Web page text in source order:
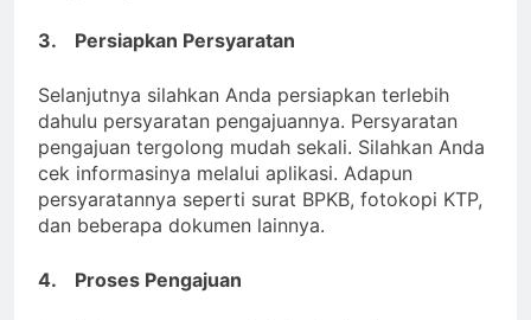
3. Persiapkan Persyaratan
Selanjutnya silahkan Anda persiapkan terlebih
dahulu persyaratan pengajuannya. Persyaratan
pengajuan tergolong mudah sekali. Silahkan Anda
cek informasinya melalui aplikasi. Adapun
persyaratannya seperti surat BPKB, fotokopi KTP,
dan beberapa dokumen lainnya.
4. Proses Pengajuan